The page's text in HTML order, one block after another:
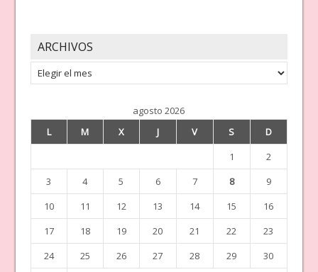
ARCHIVOS
Archivos
agosto 2026
L
M X J V S
D
1
2
3
4 5 6 7 8
9
10
11 12 13 14 15
16
17
18 19 20 21 22
23
24
25 26 27 28 29
30